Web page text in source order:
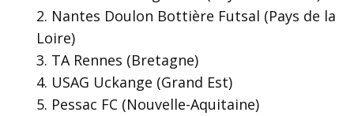
Nantes Doulon Bottière Futsal (Pays de la
Loire)
TA Rennes (Bretagne)
USAG Uckange (Grand Est)
Pessac FC (Nouvelle-Aquitaine)